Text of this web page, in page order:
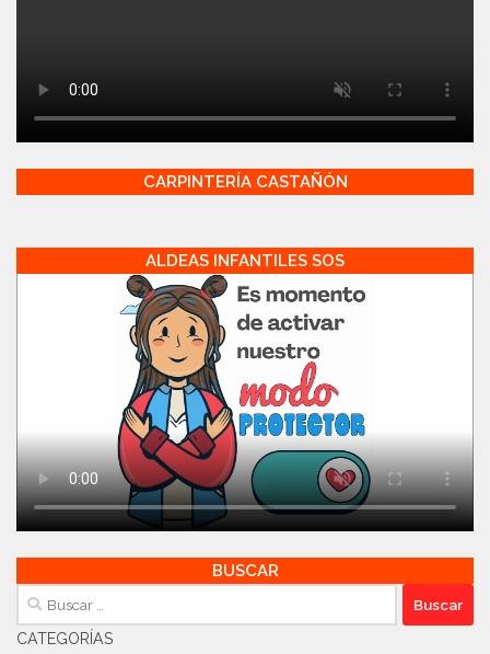
CARPINTERÍA CASTAÑÓN
ALDEAS INFANTILES SOS
BUSCAR
Buscar:
CATEGORÍAS